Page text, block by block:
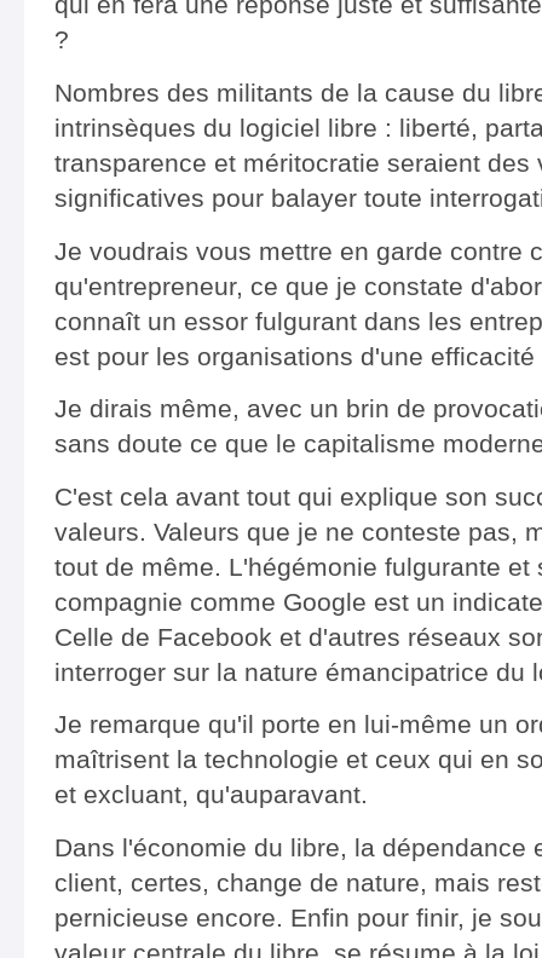
?
Nombres des militants de la cause du
intrinsèques du logiciel libre : liberté,
transparence et méritocratie seraient
significatives pour balayer toute
Je voudrais vous mettre en garde contre
qu'entrepreneur, ce que je constate
connaît un essor fulgurant dans les
est pour les organisations d'une
Je dirais même, avec un brin de
sans doute ce que le capitalisme
C'est cela avant tout qui explique son
valeurs. Valeurs que je ne conteste pas,
tout de même. L'hégémonie fulgurante et
compagnie comme Google est un
Celle de Facebook et d'autres réseaux
interroger sur la nature émancipatrice du
Je remarque qu'il porte en lui-même un
maîtrisent la technologie et ceux qui en
et excluant, qu'auparavant.
Dans l'économie du libre, la dépendance
client, certes, change de nature, mais
pernicieuse encore. Enfin pour finir, je